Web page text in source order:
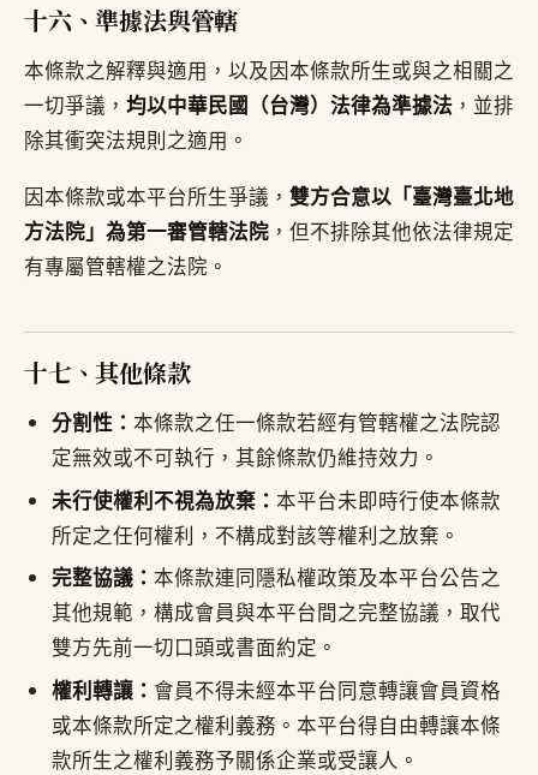
十六、準據法與管轄
本條款之解釋與適用，以及因本條款所生或與之相關之
一切爭議， 均以中華民國（台灣）法律為準據法 ，並排
除其衝突法規則之適用。
因本條款或本平台所生爭議， 雙方合意以「臺灣臺北地
方法院」為第一審管轄法院 ，但不排除其他依法律規定
有專屬管轄權之法院。
十七、其他條款
分割性：本條款之任一條款若經有管轄權之法院認
定無效或不可執行，其餘條款仍維持效力。
未行使權利不視為放棄：本平台未即時行使本條款
所定之任何權利，不構成對該等權利之放棄。
完整協議：本條款連同隱私權政策及本平台公告之
其他規範，構成會員與本平台間之完整協議，取代
雙方先前一切口頭或書面約定。
權利轉讓： 會員不得未經本平台同意轉讓會員資格
或本條款所定之權利義務。本平台得自由轉讓本條
款所生之權利義務予關係企業或受讓人。